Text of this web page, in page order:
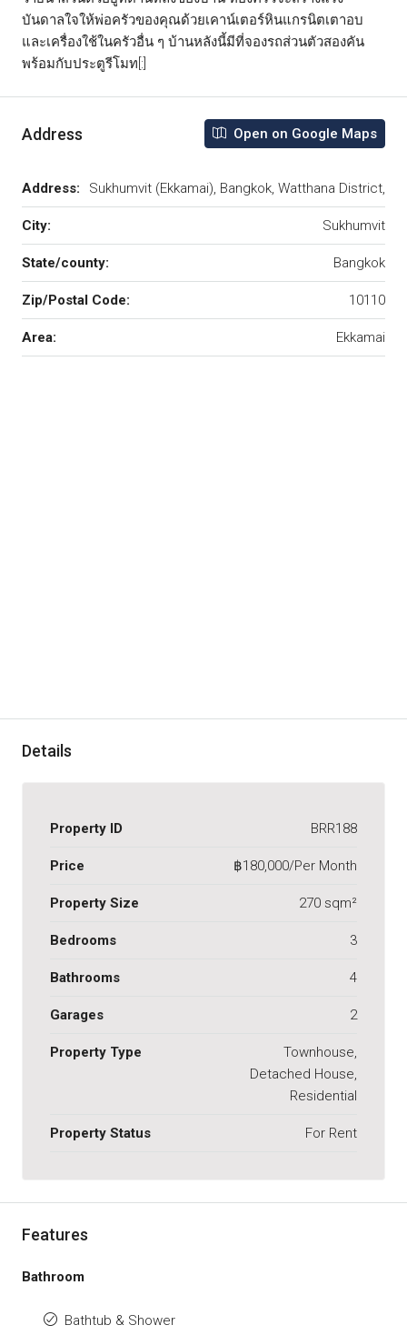
บันดาลใจให้พ่อครัวของคุณด้วยเคาน์เตอร์หินแกรนิตเตาอบ
และเครื่องใช้ในครัวอื่น ๆ บ้านหลังนี้มีที่จองรถส่วนตัวสองคัน
พร้อมกับประตูรีโมท[:]
Address Open on Google Maps
Address: Sukhumvit (Ekkamai), Bangkok, Watthana District,
City: Sukhumvit
State/county: Bangkok
Zip/Postal Code: 10110
Area: Ekkamai
Details
Property ID BRR188
Price ฿180,000/Per Month
Property Size 270 sqm²
Bedrooms 3
Bathrooms 4
Garages 2
Property Type
Townhouse,
Detached House,
Residential
Property Status For Rent
Features
Bathroom
Bathtub & Shower